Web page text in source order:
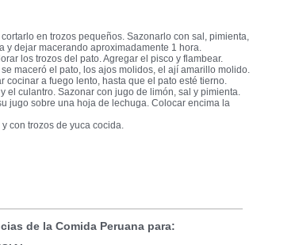
en trozos pequeños. Sazonarlo con sal, pimienta,
y dejar macerando aproximadamente 1 hora.
los trozos del pato. Agregar el pisco y flambear.
maceró el pato, los ajos molidos, el ají amarillo molido.
cocinar a fuego lento, hasta que el pato esté tierno.
el culantro. Sazonar con jugo de limón, sal y pimienta.
jugo sobre una hoja de lechuga. Colocar encima la
con trozos de yuca cocida.
de la Comida Peruana para: